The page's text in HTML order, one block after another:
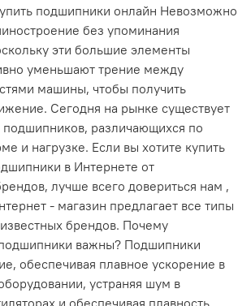
подшипники онлайн Невозможно
без упоминания
эти большие элементы
уменьшают трение между
машины, чтобы получить
Сегодня на рынке существует
подшипников, различающихся по
и нагрузке. Если вы хотите купить
в Интернете от
лучше всего довериться нам ,
- магазин предлагает все типы
брендов. Почему
важны? Подшипники
обеспечивая плавное ускорение в
устраняя шум в
и обеспечивая плавность